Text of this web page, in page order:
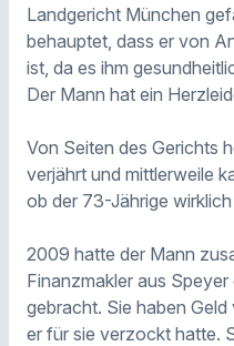
Landgericht München
behauptet, dass er von
ist, da es ihm
Der Mann hat ein
Von Seiten des Gerichts
verjährt und mittlerweile
ob der 73-Jährige
2009 hatte der Mann
Finanzmakler aus
gebracht. Sie haben
er für sie verzockt hatte.